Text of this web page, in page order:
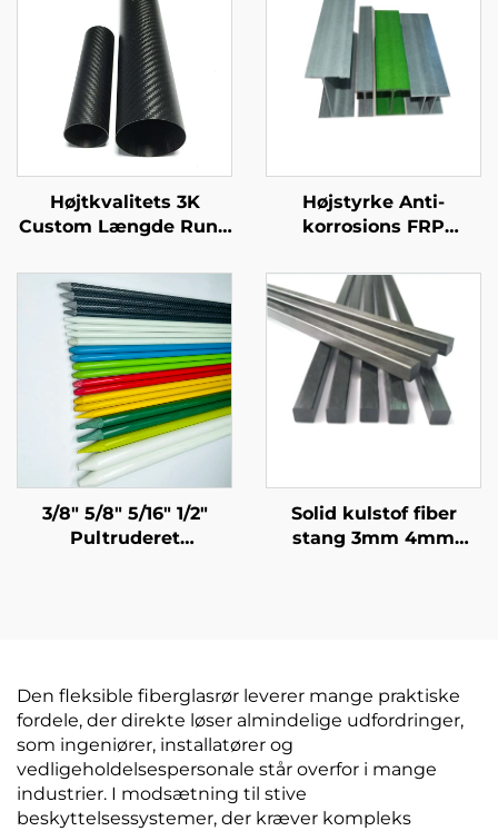
Højtkvalitets 3K
Custom Længde Rund
Custom Kulfiber Rør
Højstyrke Anti-
korrosions FRP
Fiberglas Produkter til
byggeri
3/8" 5/8" 5/16" 1/2"
Pultruderet
Solid kulstof fiber
stang 3mm 4mm
Den fleksible fiberglasrør leverer mange praktiske
fordele, der direkte løser almindelige udfordringer,
som ingeniører, installatører og
vedligeholdelsespersonale står overfor i mange
industrier. I modsætning til stive
beskyttelsessystemer, der kræver kompleks